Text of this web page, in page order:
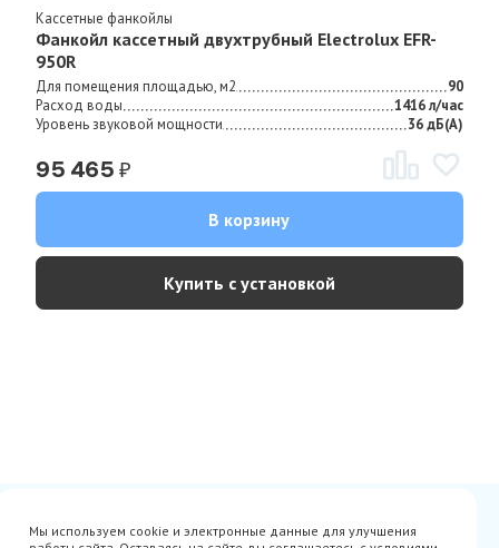
Кассетные фанкойлы
Фанкойл кассетный двухтрубный Electrolux EFR-
950R
Для помещения площадью, м2
90
Расход воды
1416 л/час
Уровень звуковой мощности
36 дБ(А)
95 465 ₽
В корзину
Купить с установкой
Avito
Мы используем cookie и электронные данные для улучшения